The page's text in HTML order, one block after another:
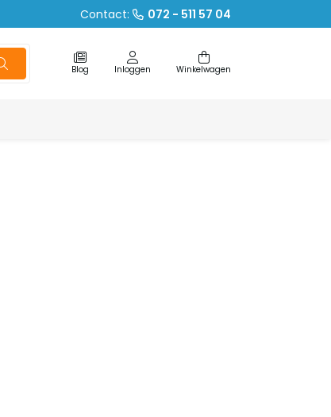
Contact: 072 - 511 57 04
Blog Inloggen Winkelwagen